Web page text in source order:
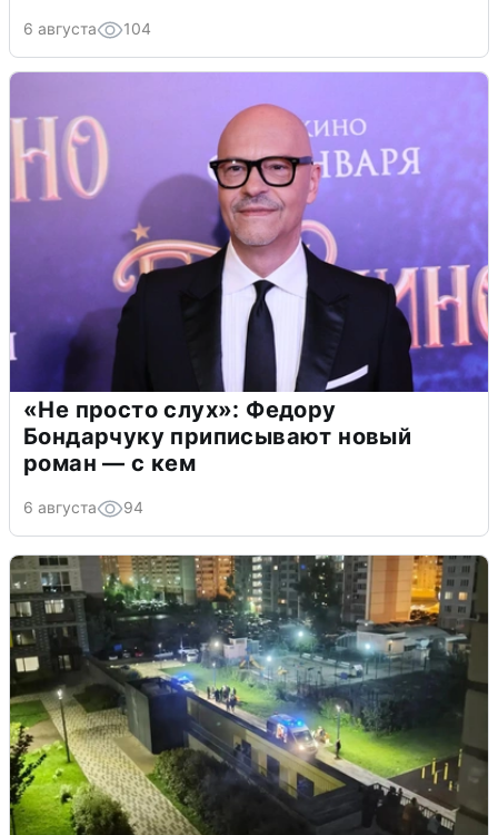
6 августа 104
«Не просто слух»: Федору
Бондарчуку приписывают новый
роман — с кем
6 августа 94